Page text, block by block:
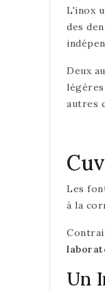
L'inox
des
Deux
autres
Les
à la
Un